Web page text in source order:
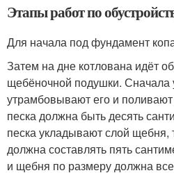
Этапы работ по
Для начала под фундамент
Затем на дне котлована идёт
щебёночной подушки. Сначала
утрамбовывают его и
песка должна быть десять
песка укладывают слой щебня,
должна составлять пять
и щебня по размеру должна